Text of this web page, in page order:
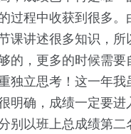
过程中收获到很多。
课讲述很多知识，所
的，更多的时候需要
独立思考！这一年我
明确，成绩一定要进
别以班上总成绩第二